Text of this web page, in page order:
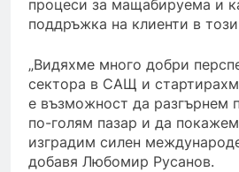
процеси за мащабируема и
поддръжка на клиенти в този
„Видяхме много добри
сектора в САЩ и
е възможност да разгърнем
по-голям пазар и да
изградим силен
добавя Любомир Русанов.